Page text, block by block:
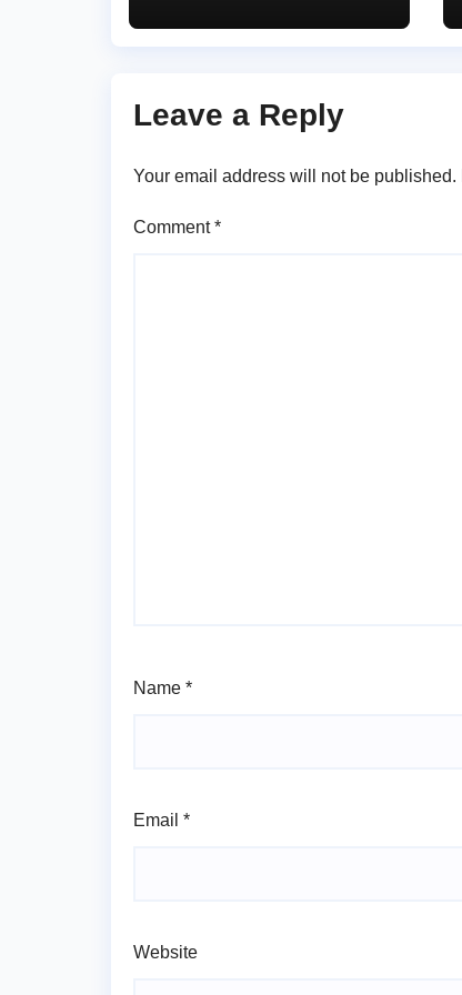
బాన్సువాడ ఆర్డీవో
రవీందర్ రెడ్డి
Leave a Reply
Your email address will not be published.
Comment*
Name *
Email *
Website